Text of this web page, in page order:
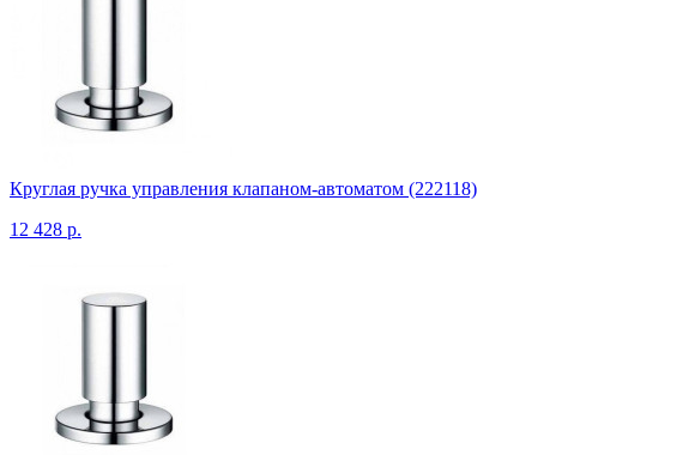
Круглая ручка управления клапаном-автоматом (222118)
12 428 р.